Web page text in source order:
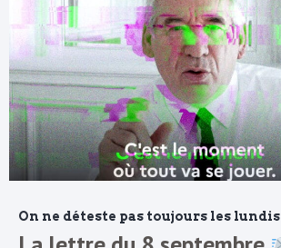
On ne déteste pas toujours les lundis